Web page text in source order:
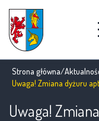
Strona główna/
Uwaga! Zmiana dyżuru
Uwaga!